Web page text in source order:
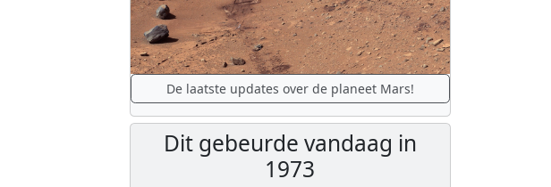
De laatste updates over de planeet Mars!
Dit gebeurde vandaag in
1973